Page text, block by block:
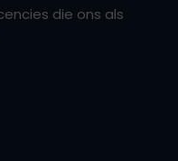
die ons als